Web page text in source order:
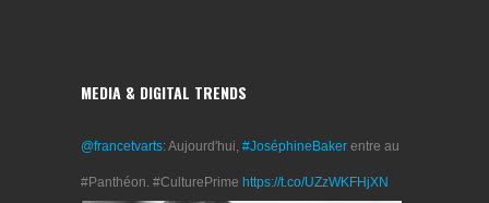
MEDIA & DIGITAL TRENDS
@francetvarts: Aujourd'hui, #JoséphineBaker entre au
#Panthéon. #CulturePrime https://t.co/UZzWKFHjXN